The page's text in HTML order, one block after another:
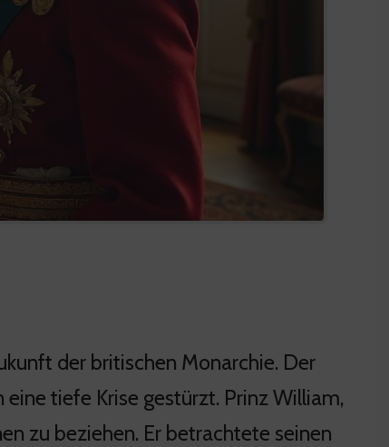
der britischen Monarchie. Der
tiefe Krise gestürzt. Prinz William,
zu beziehen. Er betrachtete seinen